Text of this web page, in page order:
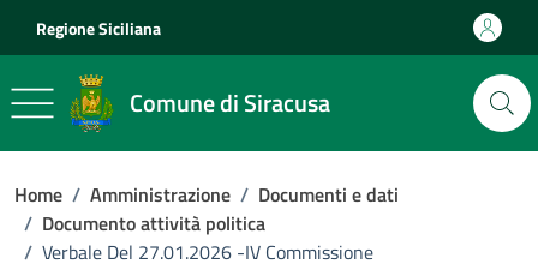
Regione Siciliana
Comune di Siracusa
Home / Amministrazione / Documenti e dati
/ Documento attività politica
/ Verbale Del 27.01.2026 -IV Commissione